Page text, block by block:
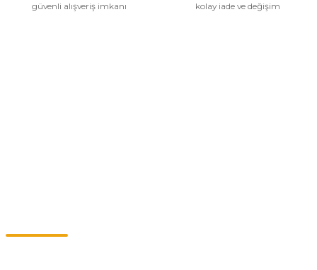
güvenli alışveriş imkanı
kolay iade ve değişim